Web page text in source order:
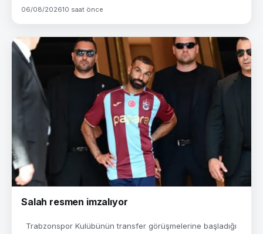
06/08/202610 saat önce
Salah resmen imzalıyor
Trabzonspor Kulübünün transfer görüşmelerine başladığı